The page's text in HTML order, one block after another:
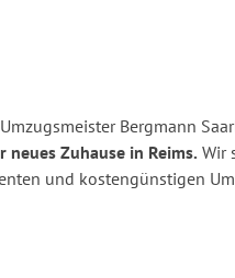
Bergmann
neues Zuhause in Reims. Wir
und kostengünstigen